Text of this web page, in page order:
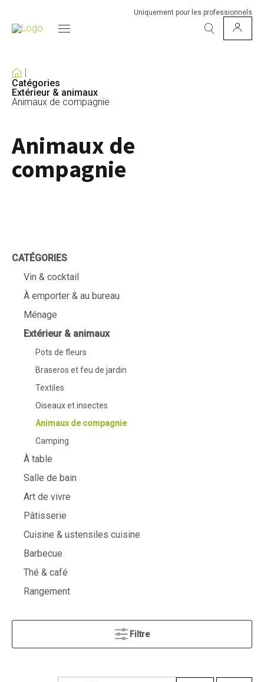
Uniquement pour les professionnels
Catégories
Extérieur & animaux
Animaux de compagnie
Animaux de
compagnie
CATÉGORIES
Vin & cocktail
À emporter & au bureau
Ménage
Extérieur & animaux
Pots de fleurs
Braseros et feu de jardin
Textiles
Oiseaux et insectes
Animaux de compagnie
Camping
À table
Salle de bain
Art de vivre
Pâtisserie
Cuisine & ustensiles cuisine
Barbecue
Thé & café
Rangement
Filtre